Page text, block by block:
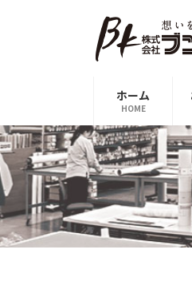
ス
キ
ッ
プ
ン
に
移
動
ホーム
HOME